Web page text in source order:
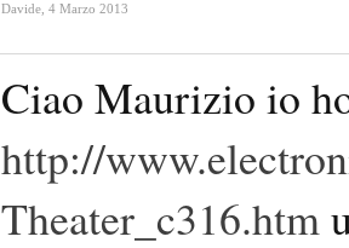
Davide 4 Marzo 2013
Ciao Maurizio io
http://
Theater_c316.htm